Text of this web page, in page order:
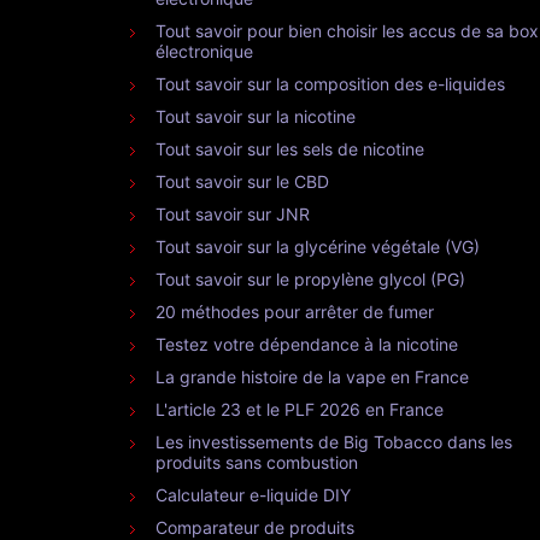
Tout savoir pour bien choisir les accus de sa box
électronique
Tout savoir sur la composition des e-liquides
Tout savoir sur la nicotine
Tout savoir sur les sels de nicotine
Tout savoir sur le CBD
Tout savoir sur JNR
Tout savoir sur la glycérine végétale (VG)
Tout savoir sur le propylène glycol (PG)
20 méthodes pour arrêter de fumer
Testez votre dépendance à la nicotine
La grande histoire de la vape en France
L'article 23 et le PLF 2026 en France
Les investissements de Big Tobacco dans les
produits sans combustion
Calculateur e-liquide DIY
Comparateur de produits